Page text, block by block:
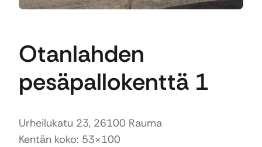
Otanlahden
pesäpallokenttä 1
Urheilukatu 23, 26100 Rauma
Kentän koko: 53×100